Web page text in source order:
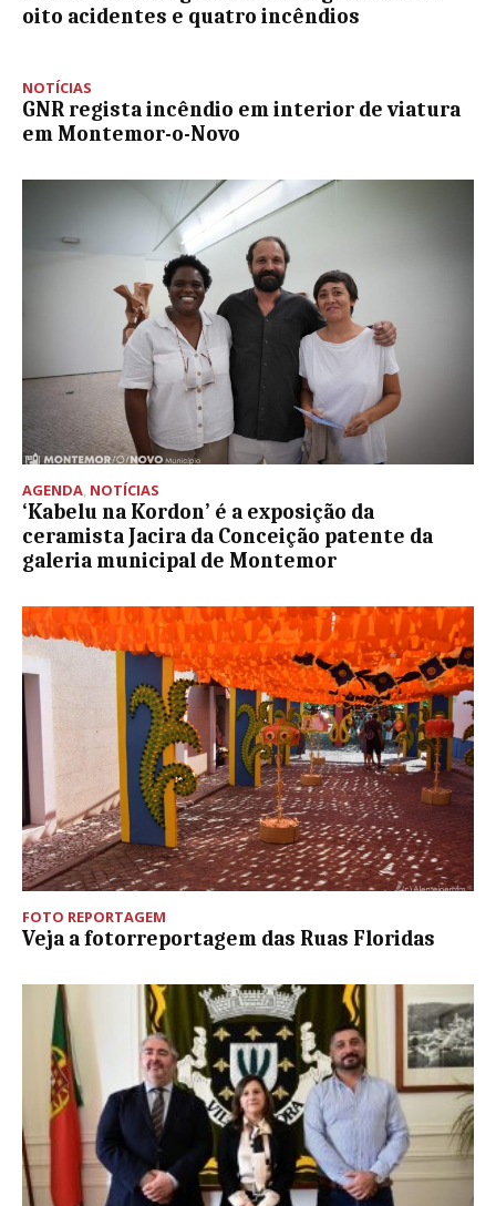
oito acidentes e quatro incêndios
NOTÍCIAS
GNR regista incêndio em interior de viatura
em Montemor-o-Novo
AGENDA, NOTÍCIAS
‘Kabelu na Kordon’ é a exposição da
ceramista Jacira da Conceição patente da
galeria municipal de Montemor
FOTO REPORTAGEM
Veja a fotorreportagem das Ruas Floridas